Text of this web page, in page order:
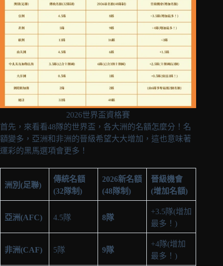
2026世界盃資格賽
首先，來看看48隊的世界盃，各大洲的名額怎麼分！名
額變多，亞洲和非洲的晉級希望大大增加，這也意味著
運彩的黑馬選項會更多！
洲別(足聯)
傳統名額
(32隊制)
2026新名額
(48隊制)
晉級機會
(增加名額)
亞洲(AFC) 4.5隊 8隊
+3.5隊(增加
最多！)
非洲(CAF) 5隊 9隊
+4隊(增加
最多！)